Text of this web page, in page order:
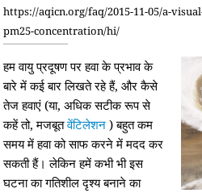
https://aqicn.org/faq/2015-11-05/a-
pm25-concentration/hi/
हम वायु प्रदूषण पर हवा के प्रभाव के
बारे में कई बार लिखते रहे हैं, और कैसे
तेज हवाएं (या, अधिक सटीक रूप से
कहें तो, मजबूतवेंटिलेशन ) बहुत कम
समय में हवा को साफ करने में मदद कर
सकती हैं। लेकिन हमें कभी भी इस
घटना का गतिशील दृश्य बनाने का